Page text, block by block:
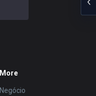
More
Negócio